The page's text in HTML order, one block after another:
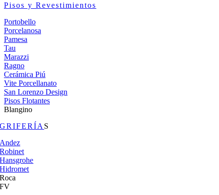
Pisos y Revestimientos
Portobello
Porcelanosa
Pamesa
Tau
Marazzi
Ragno
Cerámica Piú
Vite Porcellanato
San Lorenzo Design
Pisos Flotantes
Blangino
GRIFERÍA S
Andez
Robinet
Hansgrohe
Hidromet
Roca
FV